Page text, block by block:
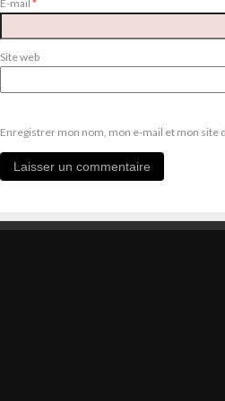
E-mail *
Site web
Enregistrer mon nom, mon e-mail et mon site